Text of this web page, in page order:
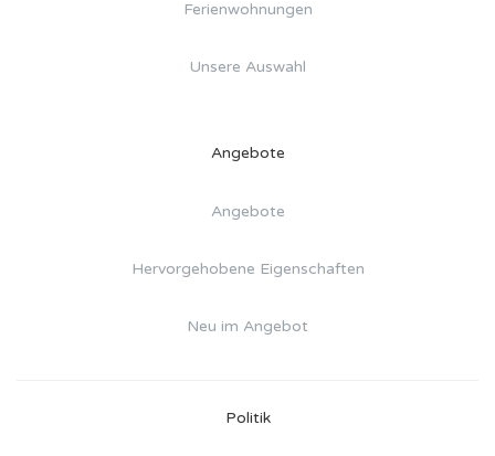
Ferienwohnungen
Unsere Auswahl
Angebote
Angebote
Hervorgehobene Eigenschaften
Neu im Angebot
Politik